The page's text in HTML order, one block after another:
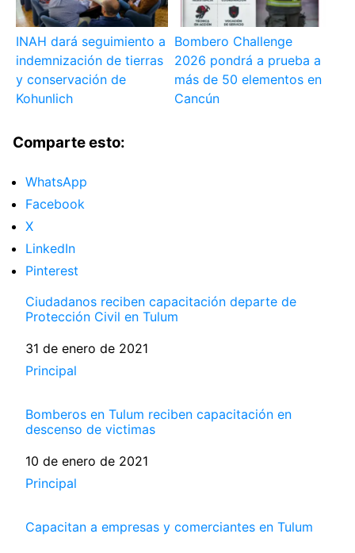
INAH dará seguimiento a
indemnización de tierras
y conservación de
Kohunlich
Bombero Challenge
2026 pondrá a prueba a
más de 50 elementos en
Cancún
Comparte esto:
WhatsApp
Facebook
X
LinkedIn
Pinterest
Ciudadanos reciben capacitación departe de
Protección Civil en Tulum
Fecha
31 de enero de 2021
Respecto a
Principal
Bomberos en Tulum reciben capacitación en
descenso de victimas
Fecha
10 de enero de 2021
Respecto a
Principal
Capacitan a empresas y comerciantes en Tulum